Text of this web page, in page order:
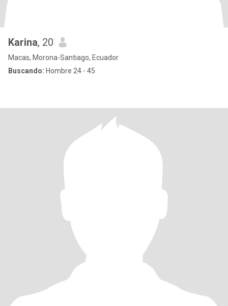
Karina, 20
Macas, Morona-Santiago, Ecuador
Buscando: Hombre 24 - 45